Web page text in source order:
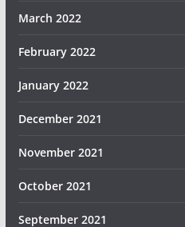
March 2022
February 2022
January 2022
December 2021
November 2021
October 2021
September 2021